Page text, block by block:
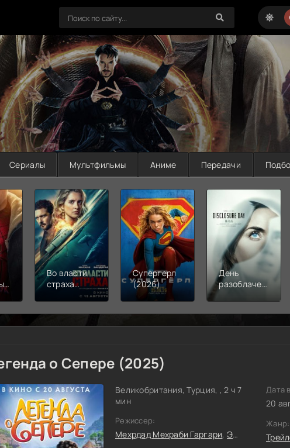
Сериалы Мультфильмы Аниме Передачи
Во власти
страха
Супергерл
(2026)
День
разоблачения
о Сепере (2025)
Великобритания, Турция, , 2 ч 7
мин
Режиссер:
Мехрдад Мехраби Гаргари,Эмад Рахмани
Дата
20
Жанр: